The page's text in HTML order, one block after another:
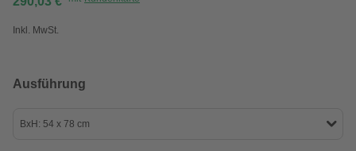
Inkl. MwSt.
Ausführung
BxH: 54 x 78 cm